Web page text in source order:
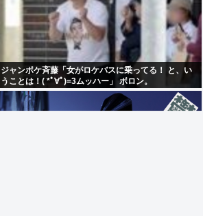
ジャンポケ斉藤「女がロケバスに乗ってる！ と、い
うことは！( *ﾟ∀ﾟ)=3ムッハー」 ボロン。